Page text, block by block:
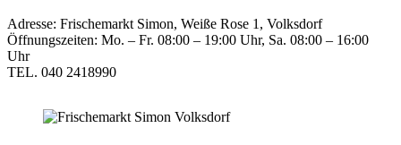
Adresse: Frischemarkt Simon, Weiße Rose 1, Volksdorf
Öffnungszeiten: Mo. – Fr. 08:00 – 19:00 Uhr, Sa. 08:00 – 16:00
Uhr
TEL. 040 2418990